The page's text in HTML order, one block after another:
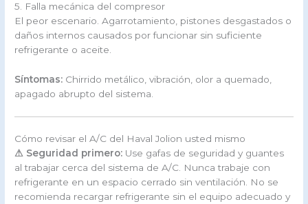
5. Falla mecánica del compresor
El peor escenario. Agarrotamiento, pistones desgastados o
daños internos causados por funcionar sin suficiente
refrigerante o aceite.
Síntomas: Chirrido metálico, vibración, olor a quemado,
apagado abrupto del sistema.
Cómo revisar el A/C del Haval Jolion usted mismo
⚠ Seguridad primero: Use gafas de seguridad y guantes
al trabajar cerca del sistema de A/C. Nunca trabaje con
refrigerante en un espacio cerrado sin ventilación. No se
recomienda recargar refrigerante sin el equipo adecuado y